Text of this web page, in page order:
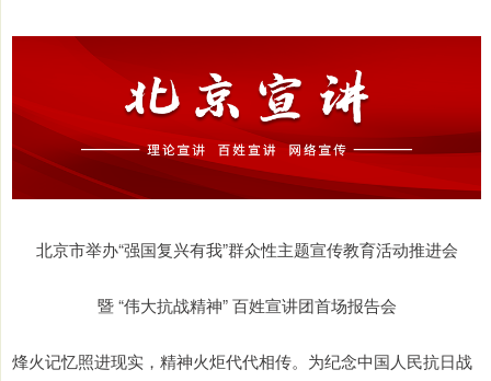
北京市举办“强国复兴有我”群众性主题宣传教育活动推进会
暨 “伟大抗战精神” 百姓宣讲团首场报告会
烽火记忆照进现实，精神火炬代代相传。为纪念中国人民抗日战